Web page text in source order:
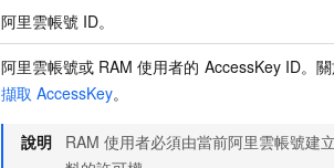
阿里雲帳號 ID。
阿里雲帳號或 RAM 使用者的 AccessKey ID。
擷取 AccessKey。
說明 RAM 使用者必須由當前阿里雲帳號建